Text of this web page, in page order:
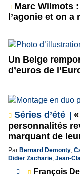
Marc Wilmots
l’agonie et on a
Un Belge
d’euros de
Séries d’été
personnalités
marquant de
Par Bernard Demonty,
Didier Zacharie, Jean-
François